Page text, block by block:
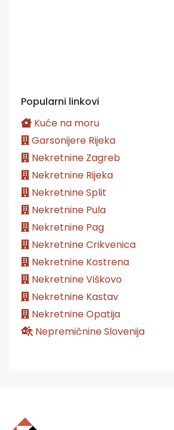
Popularni linkovi
Kuće na moru
Garsonijere Rijeka
Nekretnine Zagreb
Nekretnine Rijeka
Nekretnine Split
Nekretnine Pula
Nekretnine Pag
Nekretnine Crikvenica
Nekretnine Kostrena
Nekretnine Viškovo
Nekretnine Kastav
Nekretnine Opatija
Nepremičnine Slovenija